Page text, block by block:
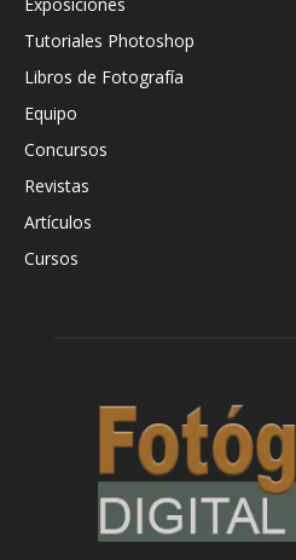
Tutoriales Photoshop
Libros de Fotografía
Equipo
Concursos
Revistas
Artículos
Cursos